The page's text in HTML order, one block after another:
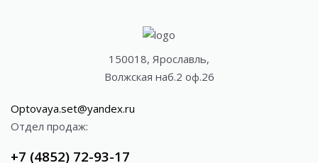
150018, Ярославль,
Волжская наб.2 оф.26
Optovaya.set@yandex.ru
Отдел продаж:
+7 (4852) 72-93-17